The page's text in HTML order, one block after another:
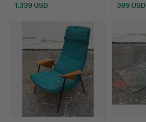
1.339 USD 399 USD